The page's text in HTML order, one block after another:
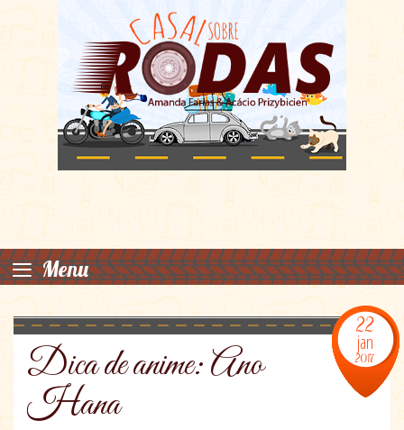
≡ Menu
22
jan
2017
Dica de anime: Ano
Hana